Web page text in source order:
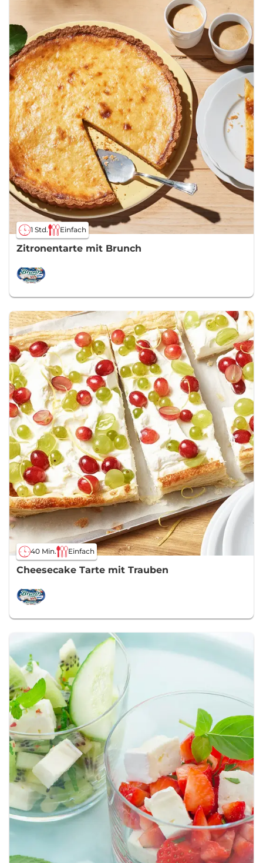
1 Std. Einfach
Zitronentarte mit Brunch
40 Min. Einfach
Cheesecake Tarte mit Trauben